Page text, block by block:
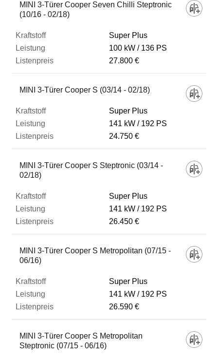
MINI 3-Türer Cooper Seven Chilli Steptronic
(10/16 - 02/18)
Super Plus
100 kW
136 PS
27.800 €
MINI 3-Türer Cooper S (03/14 - 02/18)
Super Plus
141 kW
192 PS
24.750 €
MINI 3-Türer Cooper S Steptronic (03/14 -
02/18)
Super Plus
141 kW
192 PS
26.450 €
MINI 3-Türer Cooper S Metropolitan (07/15 -
06/16)
Super Plus
141 kW
192 PS
26.590 €
MINI 3-Türer Cooper S Metropolitan
Steptronic (07/15 - 06/16)